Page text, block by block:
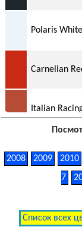
Polaris
Carnelian
Italian
Satellite
Dark
2008 2009 2010
7
Список всех